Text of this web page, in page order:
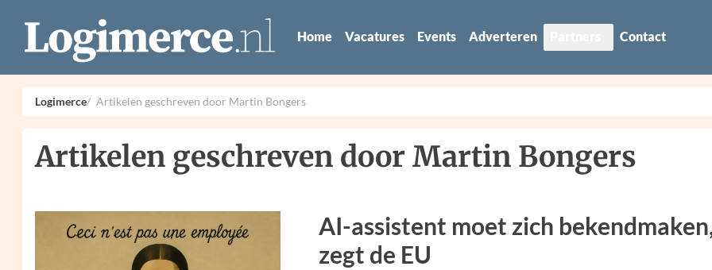
Home Vacatures Events Adverteren Contact
Logimerce Artikelen geschreven door Martin Bongers
Artikelen geschreven door Martin Bongers
AI-assistent moet zich
zegt de EU